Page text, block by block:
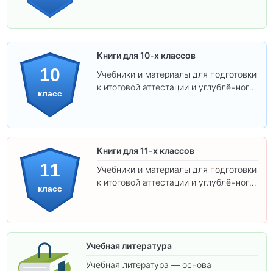
10
класс
Книги для 10-х классов
Учебники и материалы для подготовки
к итоговой аттестации и углублённого
11
класс
Книги для 11-х классов
Учебники и материалы для подготовки
к итоговой аттестации и углублённого
Учебная литература
Учебная литература — основа